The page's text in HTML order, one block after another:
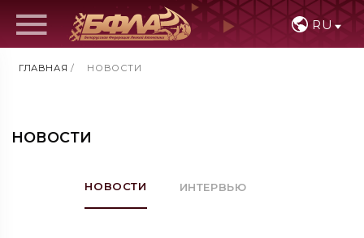
RU
ГЛАВНАЯ / НОВОСТИ
НОВОСТИ
НОВОСТИ ИНТЕРВЬЮ